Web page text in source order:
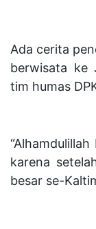
Ada cerita
berwisata ke
tim humas
karena
besar se-